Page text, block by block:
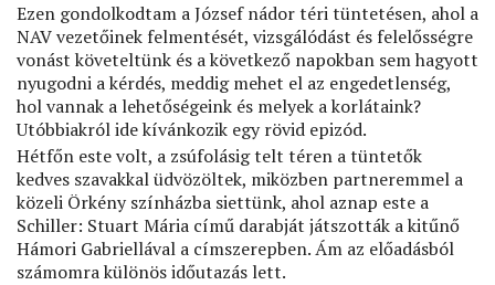
Ezen gondolkodtam a József nádor téri tüntetésen, ahol a
NAV vezetőinek felmentését, vizsgálódást és felelősségre
vonást követeltünk és a következő napokban sem hagyott
nyugodni a kérdés, meddig mehet el az engedetlenség,
hol vannak a lehetőségeink és melyek a korlátaink?
Utóbbiakról ide kívánkozik egy rövid epizód.
Hétfőn este volt, a zsúfolásig telt téren a tüntetők
kedves szavakkal üdvözöltek, miközben partneremmel a
közeli Örkény színházba siettünk, ahol aznap este a
Schiller: Stuart Mária című darabját játszották a kitűnő
Hámori Gabriellával a címszerepben. Ám az előadásból
számomra különös időutazás lett.